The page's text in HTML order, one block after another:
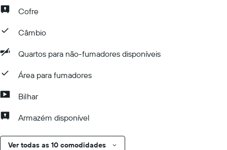
Cofre
Câmbio
Quartos para não-fumadores disponíveis
Área para fumadores
Bilhar
Armazém disponível
Ver todas as 10 comodidades